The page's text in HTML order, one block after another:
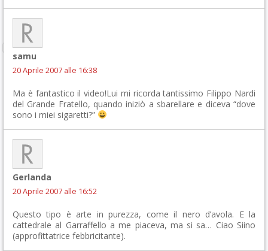
samu
20 Aprile 2007 alle 16:38
Ma è fantastico il video!Lui mi ricorda tantissimo Filippo Nardi
del Grande Fratello, quando iniziò a sbarellare e diceva “dove
sono i miei sigaretti?”
Gerlanda
20 Aprile 2007 alle 16:52
Questo tipo è arte in purezza, come il nero d’avola. E la
cattedrale al Garraffello a me piaceva, ma si sa… Ciao Siino
(approfittatrice febbricitante).